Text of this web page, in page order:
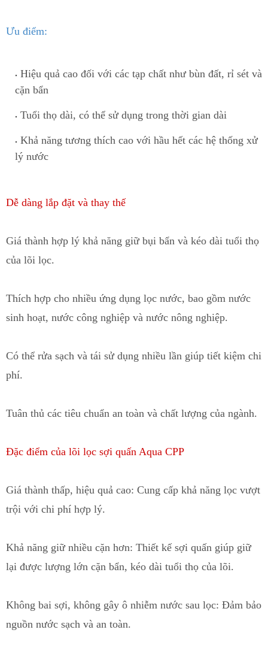
Ưu điểm:
Hiệu quả cao đối với các tạp chất như bùn đất, rỉ sét và
cặn bẩn
Tuổi thọ dài, có thể sử dụng trong thời gian dài
Khả năng tương thích cao với hầu hết các hệ thống xử
lý nước
Dễ dàng lắp đặt và thay thế
Giá thành hợp lý khả năng giữ bụi bẩn và kéo dài tuổi thọ
của lõi lọc.
Thích hợp cho nhiều ứng dụng lọc nước, bao gồm nước
sinh hoạt, nước công nghiệp và nước nông nghiệp.
Có thể rửa sạch và tái sử dụng nhiều lần giúp tiết kiệm chi
phí.
Tuân thủ các tiêu chuẩn an toàn và chất lượng của ngành.
Đặc điểm của lõi lọc sợi quấn Aqua CPP
Giá thành thấp, hiệu quả cao: Cung cấp khả năng lọc vượt
trội với chi phí hợp lý.
Khả năng giữ nhiều cặn hơn: Thiết kế sợi quấn giúp giữ
lại được lượng lớn cặn bẩn, kéo dài tuổi thọ của lõi.
Không bai sợi, không gây ô nhiễm nước sau lọc: Đảm bảo
nguồn nước sạch và an toàn.